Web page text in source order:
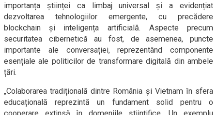
importanța științei ca limbaj universal și a evidențiat
dezvoltarea tehnologiilor emergente, cu precădere
blockchain și inteligența artificială. Aspecte precum
securitatea cibernetică au fost, de asemenea, puncte
importante ale conversației, reprezentând componente
esențiale ale politicilor de transformare digitală din ambele
țări.
„Colaborarea tradițională dintre România și Vietnam în sfera
educațională reprezintă un fundament solid pentru o